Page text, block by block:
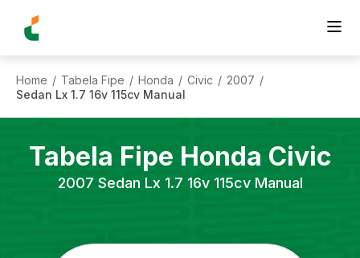
Home / Tabela Fipe / Honda / Civic / 2007 /
Sedan Lx 1.7 16v 115cv Manual
Tabela Fipe Honda Civic
2007 Sedan Lx 1.7 16v 115cv Manual